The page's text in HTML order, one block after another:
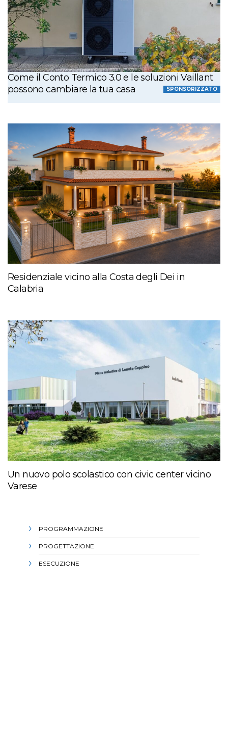
Come il Conto Termico 3.0 e le soluzioni Vaillant
possono cambiare la tua casa
SPONSORIZZATO
Residenziale vicino alla Costa degli Dei in
Calabria
Un nuovo polo scolastico con civic center vicino
Varese
PROGRAMMAZIONE
PROGETTAZIONE
ESECUZIONE